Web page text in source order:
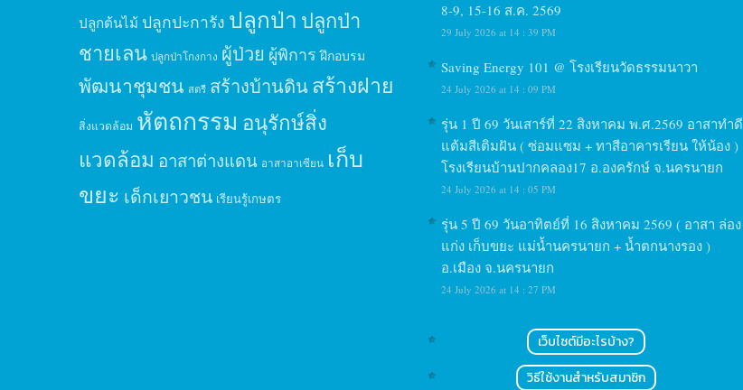
ปลูกต้นไม้ ปลูกปะการัง ปลูกป่า ปลูกป่า
ชายเลน ปลูกป่าโกงกาง ผู้ป่วย ผู้พิการ ฝึกอบรม
พัฒนาชุมชน สตรี สร้างบ้านดินสร้างฝาย
สิ่งแวดล้อม หัตถกรรม อนุรักษ์สิ่ง
แวดล้อม อาสาต่างแดน อาสาอาเซียน เก็บ
ขยะ เด็กเยาวชน เรียนรู้เกษตร
8-9, 15-16 ส.ค. 2569
29 July 2026 at 14 : 39 PM
Saving Energy 101 @ โรงเรียนวัดธรรมนาวา
24 July 2026 at 14 : 09 PM
รุ่น 1 ปี 69 วันเสาร์ที่ 22 สิงหาคม พ.ศ.2569 อาสาทำดี
แต้มสีเติมฝัน ( ซ่อมแซม + ทาสีอาคารเรียน ให้น้อง )
โรงเรียนบ้านปากคลอง17 อ.องครักษ์ จ.นครนายก
24 July 2026 at 14 : 05 PM
รุ่น 5 ปี 69 วันอาทิตย์ที่ 16 สิงหาคม 2569 ( อาสา ล่อง
แก่ง เก็บขยะ แม่น้ำนครนายก + น้ำตกนางรอง )
อ.เมือง จ.นครนายก
24 July 2026 at 14 : 27 PM
เว็บไซต์มีอะไรบ้าง?
วิธีใช้งานสำหรับสมาชิก